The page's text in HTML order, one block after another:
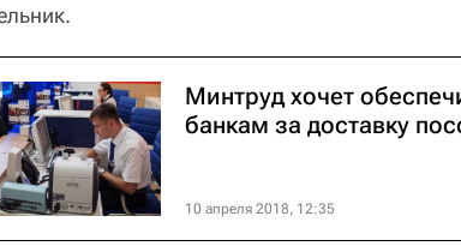
Минтруд хочет
банкам за доставку
10 апреля 2018, 12:35